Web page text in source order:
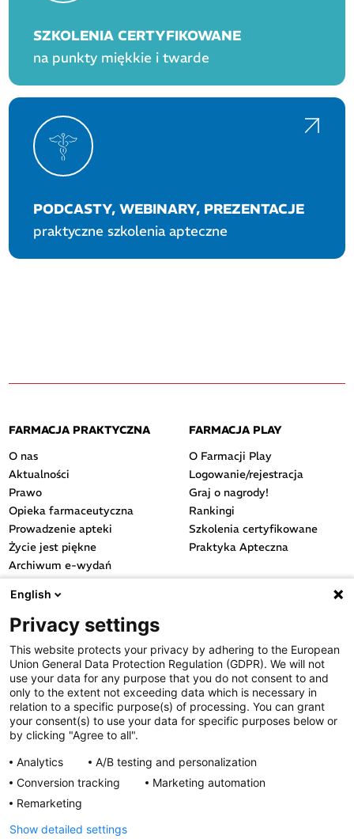
SZKOLENIA CERTYFIKOWANE
na punkty miękkie i twarde
PODCASTY, WEBINARY, PREZENTACJE
praktyczne szkolenia apteczne
FARMACJA PRAKTYCZNA
O nas
Aktualności
Prawo
Opieka farmaceutyczna
Prowadzenie apteki
Życie jest piękne
Archiwum e-wydań
Przydatne linki
FARMACJA PLAY
O Farmacji Play
Logowanie/rejestracja
Graj o nagrody!
Rankingi
Szkolenia certyfikowane
Praktyka Apteczna
OGÓLNE
Polityka prywatności
Regulamin serwisu
Regulamin konkursu
Farmacja Play
Regulamin konkursu Lakcid
Regulamin konkursu Acard
Regulamin konkursu Biotebal
Regulamin konkursu Asmenol
Kontakt
English
Privacy settings
This website protects your privacy by adhering to the European
Union General Data Protection Regulation (GDPR). We will not
use your data for any purpose that you do not consent to and
only to the extent not exceeding data which is necessary in
relation to a specific purpose(s) of processing. You can grant
your consent(s) to use your data for specific purposes below or
by clicking "Agree to all".
Analytics
A/B testing and personalization
Conversion tracking
Marketing automation
Remarketing
Show detailed settings